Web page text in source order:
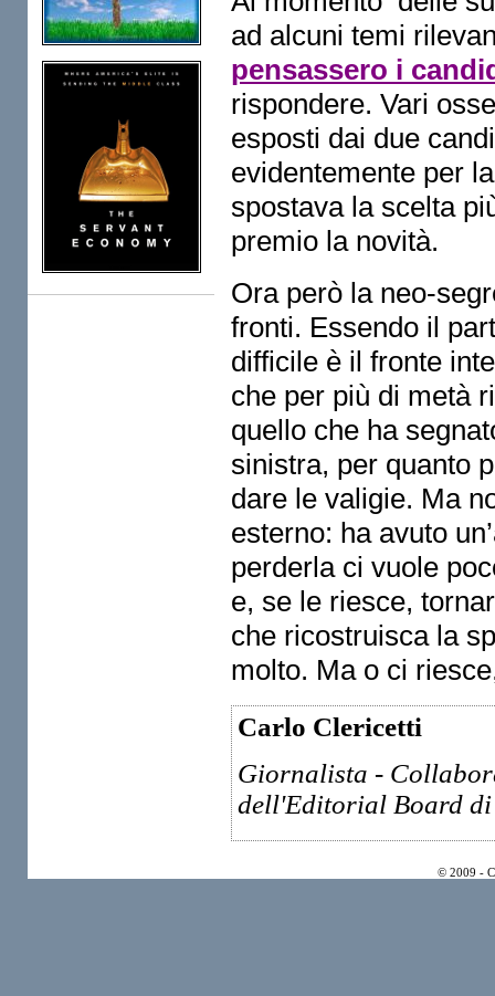
ad alcuni temi
pensassero i
rispondere. Vari
esposti dai due
evidentemente per
spostava la scelta
premio la novità.
Ora però la neo-
fronti. Essendo il
difficile è il fronte
che per più di metà
quello che ha
sinistra, per quanto
dare le valigie. Ma
esterno: ha avuto
perderla ci vuole
e, se le riesce,
che ricostruisca la
molto. Ma o ci
Carlo Clericetti
Giornalista -
dell'Editorial Board
© 2009 -